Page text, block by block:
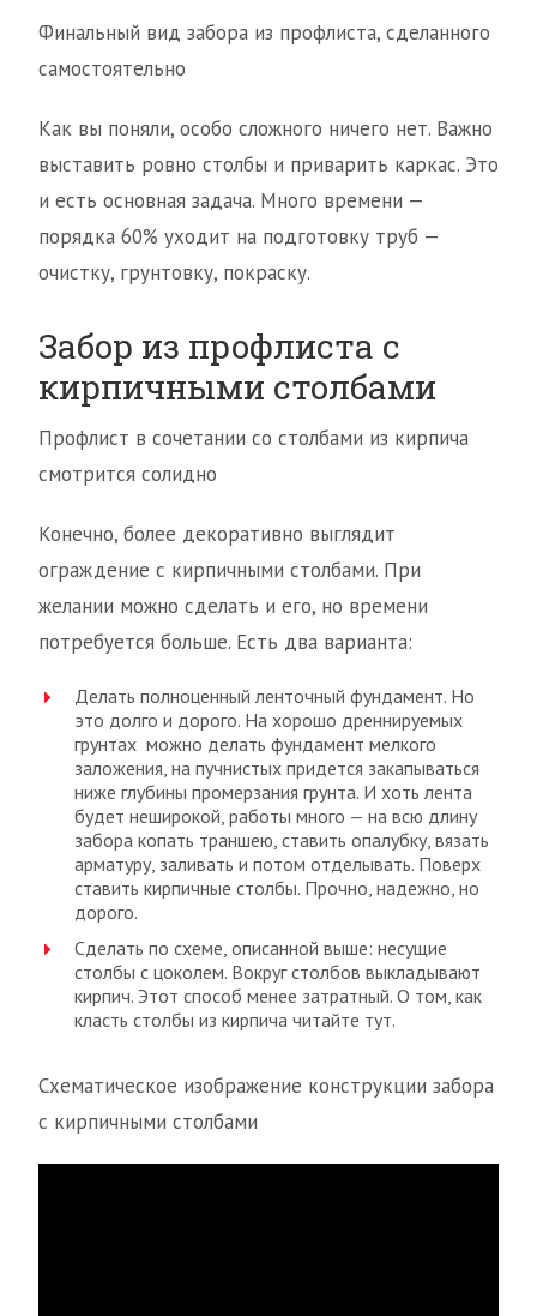
Финальный вид забора из профлиста, сделанного
самостоятельно
Как вы поняли, особо сложного ничего нет. Важно
выставить ровно столбы и приварить каркас. Это
и есть основная задача. Много времени —
порядка 60% уходит на подготовку труб —
очистку, грунтовку, покраску.
Забор из профлиста с
кирпичными столбами
Профлист в сочетании со столбами из кирпича
смотрится солидно
Конечно, более декоративно выглядит
ограждение с кирпичными столбами. При
желании можно сделать и его, но времени
потребуется больше. Есть два варианта:
Делать полноценный ленточный фундамент. Но
это долго и дорого. На хорошо дреннируемых
грунтах можно делать фундамент мелкого
заложения, на пучнистых придется закапываться
ниже глубины промерзания грунта. И хоть лента
будет неширокой, работы много — на всю длину
забора копать траншею, ставить опалубку, вязать
арматуру, заливать и потом отделывать. Поверх
ставить кирпичные столбы. Прочно, надежно, но
дорого.
Сделать по схеме, описанной выше: несущие
столбы с цоколем. Вокруг столбов выкладывают
кирпич. Этот способ менее затратный. О том, как
класть столбы из кирпича читайте тут.
Схематическое изображение конструкции забора
с кирпичными столбами